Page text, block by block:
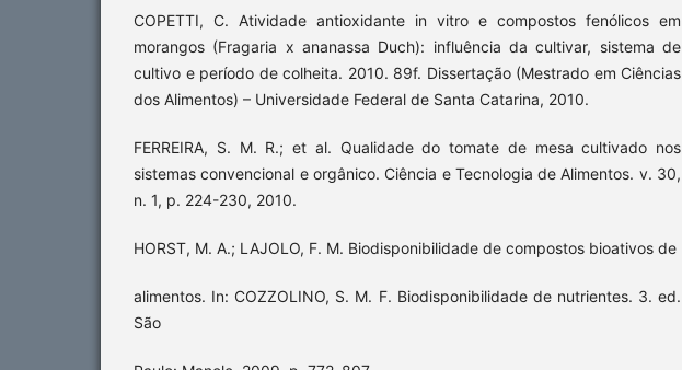
COPETTI, C. Atividade antioxidante in vitro e compostos fenólicos em
morangos (Fragaria x ananassa Duch): influência da cultivar, sistema de
cultivo e período de colheita. 2010. 89f. Dissertação (Mestrado em Ciências
dos Alimentos) – Universidade Federal de Santa Catarina, 2010.
FERREIRA, S. M. R.; et al. Qualidade do tomate de mesa cultivado nos
sistemas convencional e orgânico. Ciência e Tecnologia de Alimentos. v. 30,
n. 1, p. 224-230, 2010.
HORST, M. A.; LAJOLO, F. M. Biodisponibilidade de compostos bioativos de
alimentos. In: COZZOLINO, S. M. F. Biodisponibilidade de nutrientes. 3. ed.
São